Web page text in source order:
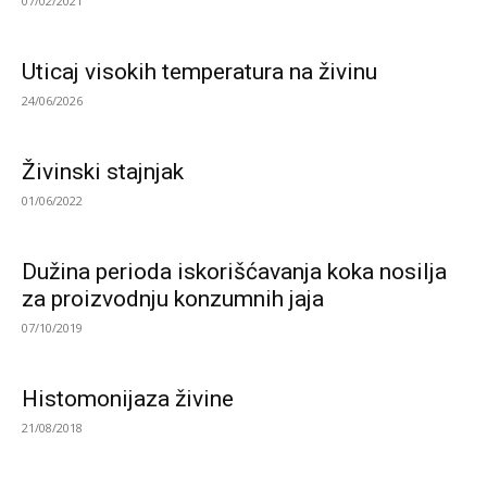
Uticaj visokih temperatura na živinu
24/06/2026
Živinski stajnjak
01/06/2022
Dužina perioda iskorišćavanja koka nosilja
za proizvodnju konzumnih jaja
07/10/2019
Histomonijaza živine
21/08/2018